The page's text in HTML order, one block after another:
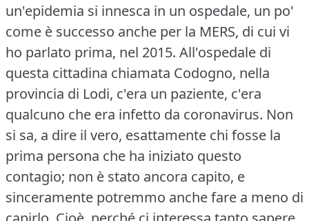
un'epidemia si innesca in un ospedale, un po'
come è successo anche per la MERS, di cui vi
ho parlato prima, nel 2015. All'ospedale di
questa cittadina chiamata Codogno, nella
provincia di Lodi, c'era un paziente, c'era
qualcuno che era infetto da coronavirus. Non
si sa, a dire il vero, esattamente chi fosse la
prima persona che ha iniziato questo
contagio; non è stato ancora capito, e
sinceramente potremmo anche fare a meno di